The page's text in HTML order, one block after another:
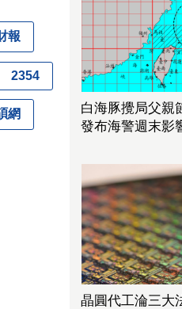
報
2354
網
白海豚攪局父親
發布海警週末
晶圓代工淪三大